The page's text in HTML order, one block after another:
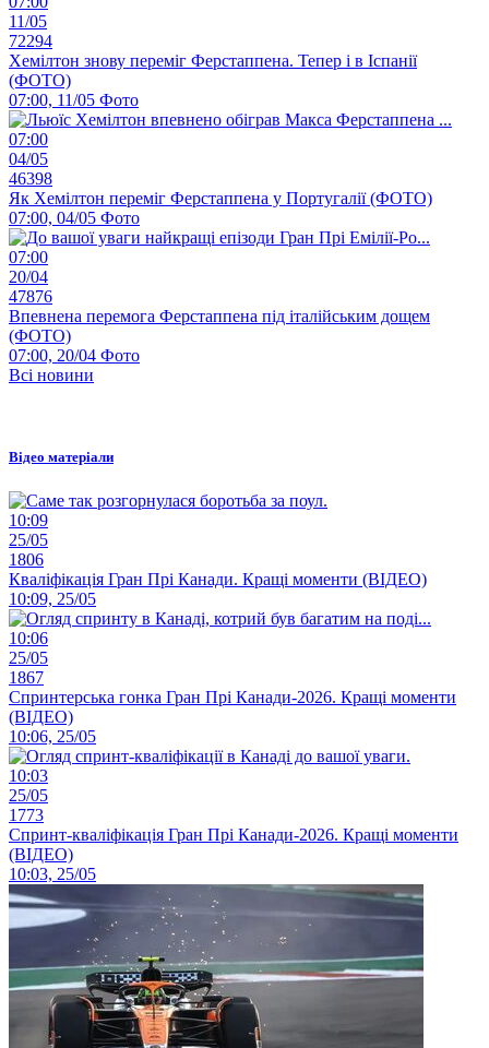
11/05
72294
Хемілтон знову переміг Ферстаппена. Тепер і в Іспанії
(ФОТО)
07:00, 11/05 Фото
07:00
04/05
46398
Як Хемілтон переміг Ферстаппена у Португалії (ФОТО)
07:00, 04/05 Фото
07:00
20/04
47876
Впевнена перемога Ферстаппена під італійським дощем
(ФОТО)
07:00, 20/04 Фото
Всі новини
Відео матеріали
10:09
25/05
1806
Кваліфікація Гран Прі Канади. Кращі моменти (ВІДЕО)
10:09, 25/05
10:06
25/05
1867
Спринтерська гонка Гран Прі Канади-2026. Кращі моменти
(ВІДЕО)
10:06, 25/05
10:03
25/05
1773
Спринт-кваліфікація Гран Прі Канади-2026. Кращі моменти
(ВІДЕО)
10:03, 25/05